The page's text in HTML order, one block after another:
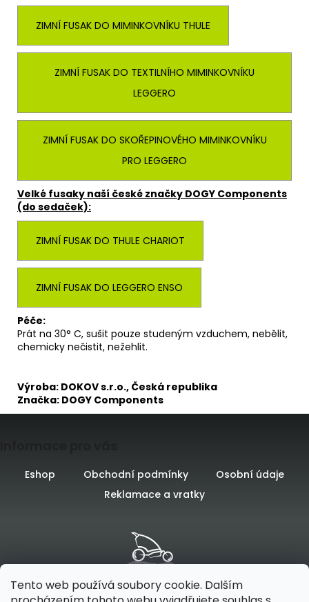
Tento web používá soubory cookie. Dalším
ZIMNÍ FUSAK DO MIMINKOVNÍKU THULE
ZIMNÍ FUSAK DO TEXTILNÍHO MIMINKOVNÍKU
LEGGERO
ZIMNÍ FUSAK DO SKOŘEPINOVÉHO MIMINKOVNÍKU
PRO LEGGERO
Velké fusaky naší české značky DOGY Components
(do sedaček):
ZIMNÍ FUSAK DO THULE CHARIOT
ZIMNÍ FUSAK DO LEGGERO ENSO
Péče:
Prát na 30° C, sušit pouze studeným vzduchem, nebělit,
chemicky nečistit, nežehlit.
Výroba: DOKOV s.r.o., Česká republika
Značka: DOGY Components
Eshop Obchodní podmínky
Osobní údaje
Reklamace a vratky